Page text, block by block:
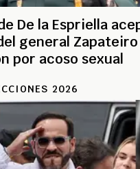
De la Espriella
general
por acoso sexual
2026